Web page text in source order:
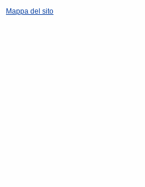
​Mappa del sito